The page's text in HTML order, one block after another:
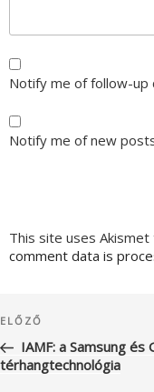
Notify me of follow-up
Notify me of new
This site uses
comment data is
navigáció
Korábbi
bejegyzés
ELŐZŐ
IAMF: a Samsung
térhangtechnológia